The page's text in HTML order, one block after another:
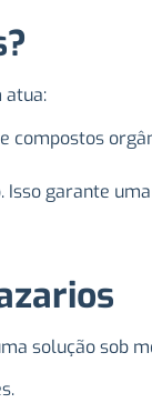
atua:
compostos
garante
solução sob